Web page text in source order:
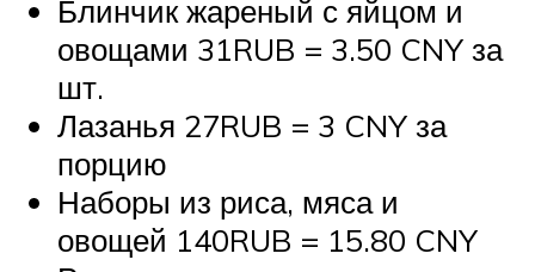
Блинчик жареный с яйцом и
овощами 31RUB = 3.50 CNY за
шт.
Лазанья 27RUB = 3 CNY за
порцию
Наборы из риса, мяса и
овощей 140RUB = 15.80 CNY